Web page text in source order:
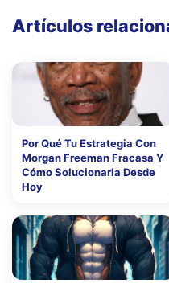
Artículos
Por Qué Tu Estrategia Con
Morgan Freeman Fracasa Y
Cómo Solucionarla Desde
Hoy